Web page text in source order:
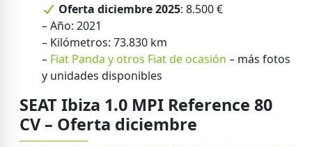
Oferta diciembre 2025: 8.500 €
– Año: 2021
– Kilómetros: 73.830 km
– Fiat Panda y otros Fiat de ocasión – más fotos
y unidades disponibles
SEAT Ibiza 1.0 MPI Reference 80
CV – Oferta diciembre